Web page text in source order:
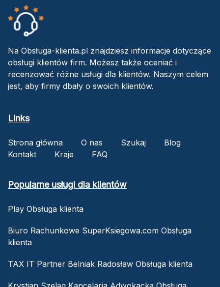
Na Obsługa-klienta.pl znajdziesz informacje dotyczące
obsługi klientów firm. Możesz także oceniać i
recenzować różne usługi dla klientów. Naszym celem
jest, aby firmy dbały o swoich klientów.
Links
Strona główna O nas Szukaj
Blog
Kontakt
Kraje FAQ
Popularne usługi dla klientów
Play Obsługa klienta
Biuro Rachunkowe SuperKsiegowa.com Obsługa
klienta
TAX IT Partner Belniak Radosław Obsługa klienta